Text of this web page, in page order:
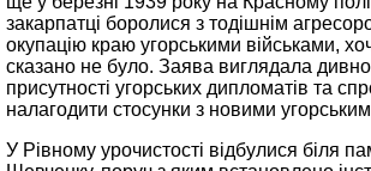
закарпатці боролися з тодішнім
окупацію краю угорськими військами,
сказано не було. Заява виглядала дивно
присутності угорських дипломатів та
налагодити стосунки з новими
У Рівному урочистості відбулися біля